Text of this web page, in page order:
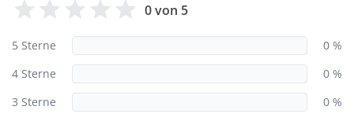
0 von 5
5 Sterne
0 %
4 Sterne
0 %
3 Sterne
0 %